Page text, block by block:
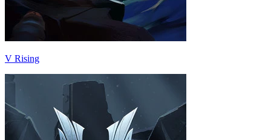
V Rising